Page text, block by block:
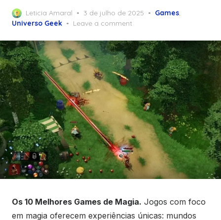
Leticia Amaral
Posted
on
3 de julho de 2025 Games,
Universo Geek
Leave a comment
Os 10 Melhores Games de Magia. Jogos com foco
em magia oferecem experiências únicas: mundos